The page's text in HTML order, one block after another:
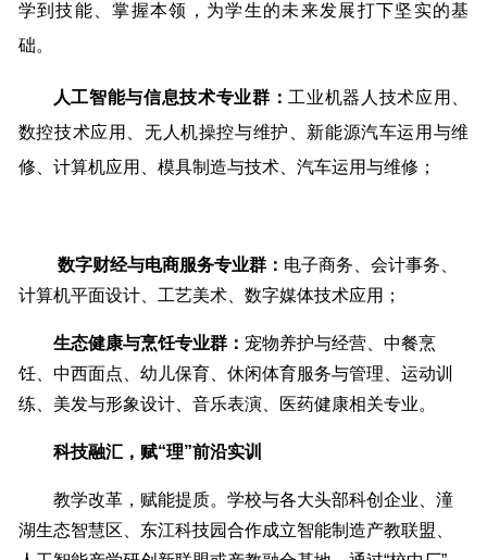
学到技能、掌握本领，为学生的未来发展打下坚实的基
础。
人工智能与信息技术专业群： 工业机器人技术应用、
数控技术应用、无人机操控与维护、新能源汽车运用与维
修、计算机应用、模具制造与技术、汽车运用与维修；
数字财经与电商服务专业群： 电子商务、会计事务、
计算机平面设计、工艺美术、数字媒体技术应用；
生态健康与烹饪专业群： 宠物养护与经营、中餐烹
饪、中西面点、幼儿保育、休闲体育服务与管理、运动训
练、美发与形象设计、音乐表演、医药健康相关专业。
科技融汇，赋“理”前沿实训
教学改革，赋能提质。学校与各大头部科创企业、潼
湖生态智慧区、东江科技园合作成立智能制造产教联盟、